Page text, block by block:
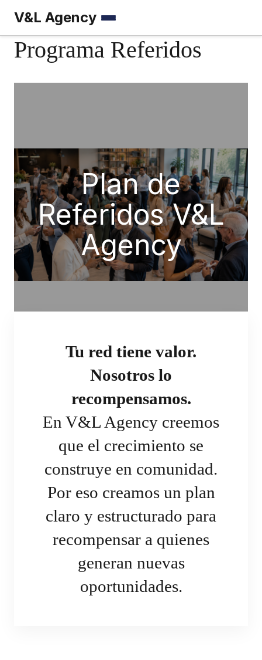
V&L Agency Menú
Programa Referidos
Plan de
Referidos V&L
Agency
Tu red tiene valor.
Nosotros lo
recompensamos.
En V&L Agency creemos
que el crecimiento se
construye en comunidad.
Por eso creamos un plan
claro y estructurado para
recompensar a quienes
generan nuevas
oportunidades.